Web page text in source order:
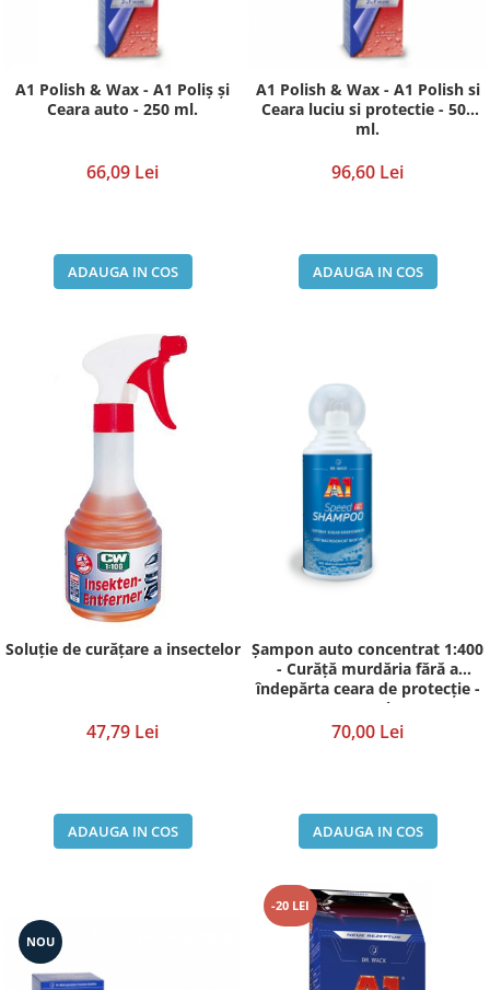
Pompe de vopsit originale Anest
dubla Anest Iwata Japonia
Aerografe / Airbrush Iwata
Series
Manometre Iwata Japonia
Cosmetice Auto
Produse Pentru Interior
Produse Pentru Cabrio
Accesorii Auto
Kituri antipana
Blufixx - kituri pentru reparații
Instalatii pneumatice si accesorii
Cuple rapide pneumatice
organizatoare pentru depozitare si
Systainer
Markere cu creta lichida
A1 Polish & Wax - A1 Poliș și
Ceara auto - 250 ml.
66,09 Lei
ADAUGA IN COS
A1 Polish & Wax - A1 Polish si
Ceara luciu si protectie - 500
ml.
96,60 Lei
ADAUGA IN COS
Soluţie de curăţare a insectelor
47,79 Lei
ADAUGA IN COS
Șampon auto concentrat 1:400
- Curăță murdăria fără a
îndepărta ceara de protecție -
500 ml.
70,00 Lei
ADAUGA IN COS
NOU
-20 LEI